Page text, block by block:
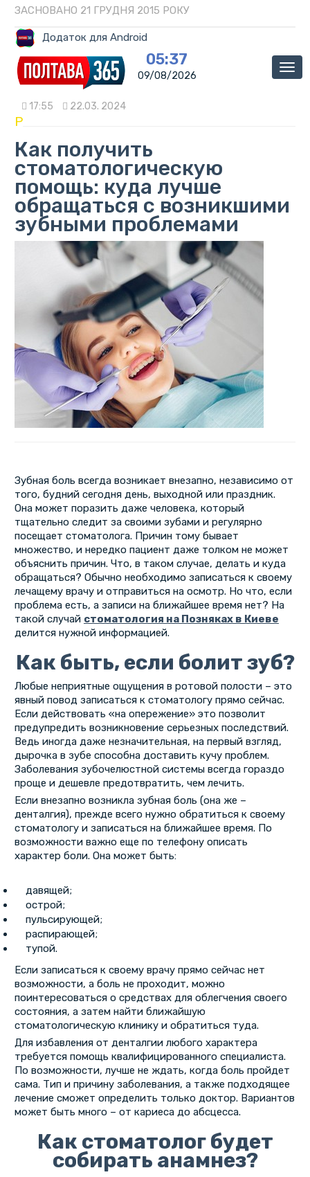
ЗАСНОВАНО 21 ГРУДНЯ 2015 РОКУ
Додаток для Android
05:37
09/08/2026
17:55 22.03. 2024
P
Как получить
стоматологическую
помощь: куда лучше
обращаться с возникшими
зубными проблемами
Зубная боль всегда возникает внезапно, независимо от
того, будний сегодня день, выходной или праздник.
Она может поразить даже человека, который
тщательно следит за своими зубами и регулярно
посещает стоматолога. Причин тому бывает
множество, и нередко пациент даже толком не может
объяснить причин. Что, в таком случае, делать и куда
обращаться? Обычно необходимо записаться к своему
лечащему врачу и отправиться на осмотр. Но что, если
проблема есть, а записи на ближайшее время нет? На
такой случай стоматология на Позняках в Киеве
делится нужной информацией.
Как быть, если болит зуб?
Любые неприятные ощущения в ротовой полости – это
явный повод записаться к стоматологу прямо сейчас.
Если действовать «на опережение» это позволит
предупредить возникновение серьезных последствий.
Ведь иногда даже незначительная, на первый взгляд,
дырочка в зубе способна доставить кучу проблем.
Заболевания зубочелюстной системы всегда гораздо
проще и дешевле предотвратить, чем лечить.
Если внезапно возникла зубная боль (она же –
денталгия), прежде всего нужно обратиться к своему
стоматологу и записаться на ближайшее время. По
возможности важно еще по телефону описать
характер боли. Она может быть:
давящей;
острой;
пульсирующей;
распирающей;
тупой.
Если записаться к своему врачу прямо сейчас нет
возможности, а боль не проходит, можно
поинтересоваться о средствах для облегчения своего
состояния, а затем найти ближайшую
стоматологическую клинику и обратиться туда.
Для избавления от денталгии любого характера
требуется помощь квалифицированного специалиста.
По возможности, лучше не ждать, когда боль пройдет
сама. Тип и причину заболевания, а также подходящее
лечение сможет определить только доктор. Вариантов
может быть много – от кариеса до абсцесса.
Как стоматолог будет
собирать анамнез?